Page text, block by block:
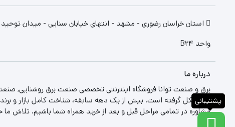
واحد B24
درباره ما
برق و صنعت توانا فروشگاه اینترنتی تخصصی صنعت برق روشنایی,
بازار شکل گرفته است. بیش از یک دهه سابقه، شناخت کامل بازار و
مشاوره در تمامی مراحل قبل و بعد از خرید همراه شما باشیم. تلاش ما
پشتیبانی